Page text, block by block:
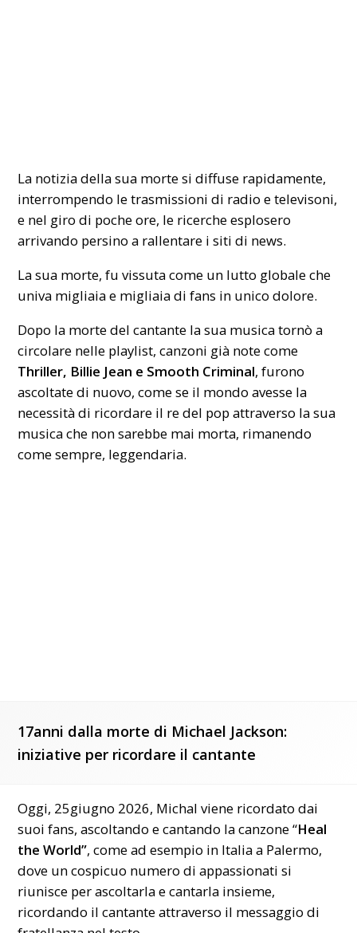
La notizia della sua morte si diffuse rapidamente,
interrompendo le trasmissioni di radio e televisoni,
e nel giro di poche ore, le ricerche esplosero
arrivando persino a rallentare i siti di news.
La sua morte, fu vissuta come un lutto globale che
univa migliaia e migliaia di fans in unico dolore.
Dopo la morte del cantante la sua musica tornò a
circolare nelle playlist, canzoni già note come
Thriller, Billie Jean e Smooth Criminal, furono
ascoltate di nuovo, come se il mondo avesse la
necessità di ricordare il re del pop attraverso la sua
musica che non sarebbe mai morta, rimanendo
come sempre, leggendaria.
17anni dalla morte di Michael Jackson:
iniziative per ricordare il cantante
Oggi, 25giugno 2026, Michal viene ricordato dai
suoi fans, ascoltando e cantando la canzone “Heal
the World”, come ad esempio in Italia a Palermo,
dove un cospicuo numero di appassionati si
riunisce per ascoltarla e cantarla insieme,
ricordando il cantante attraverso il messaggio di